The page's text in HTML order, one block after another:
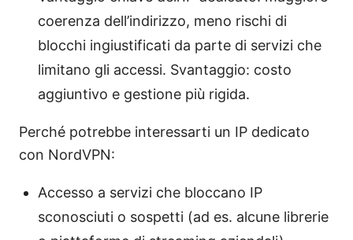
coerenza dell’indirizzo, meno rischi di
blocchi ingiustificati da parte di servizi che
limitano gli accessi. Svantaggio: costo
aggiuntivo e gestione più rigida.
Perché potrebbe interessarti un IP dedicato
con NordVPN:
Accesso a servizi che bloccano IP
sconosciuti o sospetti (ad es. alcune librerie